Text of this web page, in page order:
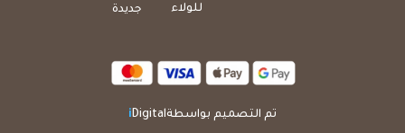
للولاء
جديدة
تم التصميم بواسطة iDigital